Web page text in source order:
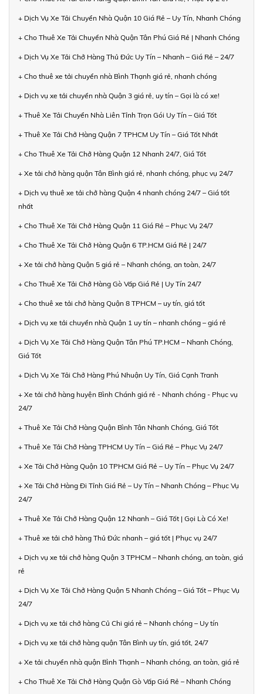
+ Dịch Vụ Xe Tải Chuyển Nhà Quận 10 Giá Rẻ – Uy Tín, Nhanh Chóng
+ Cho Thuê Xe Tải Chuyển Nhà Quận Tân Phú Giá Rẻ | Nhanh Chóng
+ Dịch Vụ Xe Tải Chở Hàng Thủ Đức Uy Tín – Nhanh – Giá Rẻ – 24/7
+ Cho thuê xe tải chuyển nhà Bình Thạnh giá rẻ, nhanh chóng
+ Dịch vụ xe tải chuyển nhà Quận 3 giá rẻ, uy tín – Gọi là có xe!
+ Thuê Xe Tải Chuyển Nhà Liên Tỉnh Trọn Gói Uy Tín – Giá Tốt
+ Thuê Xe Tải Chở Hàng Quận 7 TPHCM Uy Tín – Giá Tốt Nhất
+ Cho Thuê Xe Tải Chở Hàng Quận 12 Nhanh 24/7, Giá Tốt
+ Xe tải chở hàng quận Tân Bình giá rẻ, nhanh chóng, phục vụ 24/7
+ Dịch vụ thuê xe tải chở hàng Quận 4 nhanh chóng 24/7 – Giá tốt
nhất
+ Cho Thuê Xe Tải Chở Hàng Quận 11 Giá Rẻ – Phục Vụ 24/7
+ Cho Thuê Xe Tải Chở Hàng Quận 6 TP.HCM Giá Rẻ | 24/7
+ Xe tải chở hàng Quận 5 giá rẻ – Nhanh chóng, an toàn, 24/7
+ Cho Thuê Xe Tải Chở Hàng Gò Vấp Giá Rẻ | Uy Tín 24/7
+ Cho thuê xe tải chở hàng Quận 8 TPHCM – uy tín, giá tốt
+ Dịch vụ xe tải chuyển nhà Quận 1 uy tín – nhanh chóng – giá rẻ
+ Dịch Vụ Xe Tải Chở Hàng Quận Tân Phú TP.HCM – Nhanh Chóng,
Giá Tốt
+ Dịch Vụ Xe Tải Chở Hàng Phú Nhuận Uy Tín, Giá Cạnh Tranh
+ Xe tải chở hàng huyện Bình Chánh giá rẻ - Nhanh chóng - Phục vụ
24/7
+ Thuê Xe Tải Chở Hàng Quận Bình Tân Nhanh Chóng, Giá Tốt
+ Thuê Xe Tải Chở Hàng TPHCM Uy Tín – Giá Rẻ – Phục Vụ 24/7
+ Xe Tải Chở Hàng Quận 10 TPHCM Giá Rẻ – Uy Tín – Phục Vụ 24/7
+ Xe Tải Chở Hàng Đi Tỉnh Giá Rẻ – Uy Tín – Nhanh Chóng – Phục Vụ
24/7
+ Thuê Xe Tải Chở Hàng Quận 12 Nhanh – Giá Tốt | Gọi Là Có Xe!
+ Thuê xe tải chở hàng Thủ Đức nhanh – giá tốt | Phục vụ 24/7
+ Dịch vụ xe tải chở hàng Quận 3 TPHCM – Nhanh chóng, an toàn, giá
rẻ
+ Dịch Vụ Xe Tải Chở Hàng Quận 5 Nhanh Chóng – Giá Tốt – Phục Vụ
24/7
+ Dịch vụ xe tải chở hàng Củ Chi giá rẻ – Nhanh chóng – Uy tín
+ Dịch vụ xe tải chở hàng quận Tân Bình uy tín, giá tốt, 24/7
+ Xe tải chuyển nhà quận Bình Thạnh – Nhanh chóng, an toàn, giá rẻ
+ Cho Thuê Xe Tải Chở Hàng Quận Gò Vấp Giá Rẻ – Nhanh Chóng